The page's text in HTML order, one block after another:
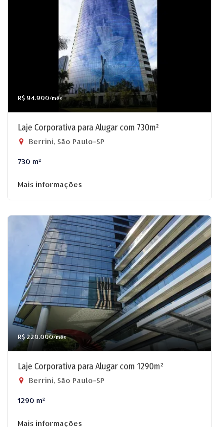
R$ 94.900/mês
Laje Corporativa para Alugar com 730m²
Berrini, São Paulo-SP
730 m²
Mais informações
R$ 220.000/mês
Laje Corporativa para Alugar com 1290m²
Berrini, São Paulo-SP
1290 m²
Mais informações